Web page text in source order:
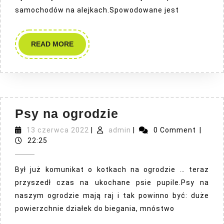
samochodów na alejkach.Spowodowane jest
READ MOREREAD
MORE
Psy na ogrodzie
na
13 czerwca 2022 13
admin admin 0 Comment
22:25
Był już komunikat o kotkach na ogrodzie … teraz
przyszedł czas na ukochane psie pupile.Psy na
naszym ogrodzie mają raj i tak powinno być: duże
powierzchnie działek do biegania, mnóstwo